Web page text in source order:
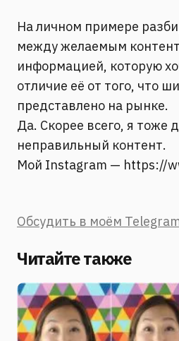
На личном примере
между желаемым
информацией, которую
отличие её от того, что
представлено на рынке.
Да. Скорее всего, я тоже
неправильный контент.
Мой Instagram — https://
Обсудить в моём
Читайте также